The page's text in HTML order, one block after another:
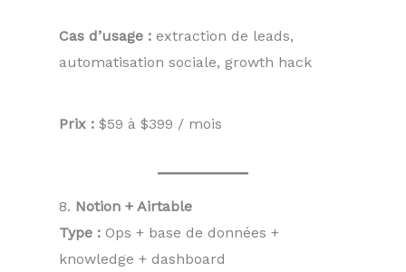
Cas d’usage : extraction de leads,
automatisation sociale, growth hack
Prix : $59 à $399 / mois
8. Notion + Airtable
Type : Ops + base de données +
knowledge + dashboard